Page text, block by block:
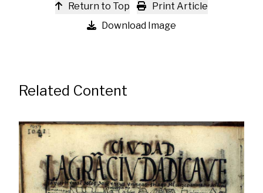
Return to Top
Print Article
Download Image
Related Content